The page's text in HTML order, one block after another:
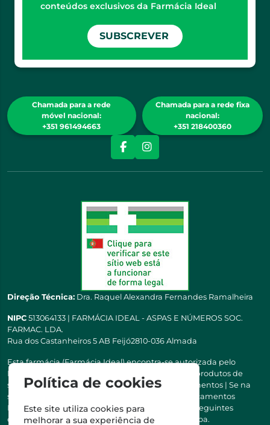
conteúdos exclusivos da Farmácia Ideal
SUBSCREVER
Chamada para a rede
móvel nacional:
+351 961494663
Chamada para a rede fixa
nacional:
+351 218400360
Direção Técnica: Dra. Raquel Alexandra Fernandes Ramalheira
NIPC 513064133 | FARMÁCIA IDEAL - ASPAS E NÚMEROS SOC.
FARMAC. LDA.
Rua dos Castanheiros 5 AB Feijó2810-036 Almada
Esta farmácia (Farmácia Ideal) encontra-se autorizada pelo
INFARMED para a dispensa de medicamentos e produtos de
saúde ao domicílio e através da internet. Medicamentos | Se na
sua receita tiver MSRM, MNSRM, MSRMV ou Medicamentos
Manipulados, estes só podem ser entregues nos seguintes
concelhos: Almada, Seixal, Sesimbra, Oeiras e Lisboa.
Política de cookies
Este site utiliza cookies para
melhorar a sua experiência de